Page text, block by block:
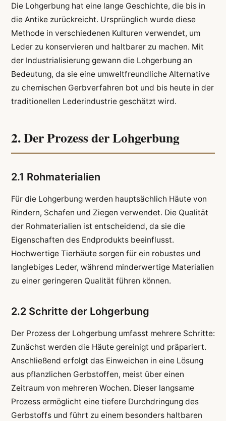
Die Lohgerbung hat eine lange Geschichte, die bis in
die Antike zurückreicht. Ursprünglich wurde diese
Methode in verschiedenen Kulturen verwendet, um
Leder zu konservieren und haltbarer zu machen. Mit
der Industrialisierung gewann die Lohgerbung an
Bedeutung, da sie eine umweltfreundliche Alternative
zu chemischen Gerbverfahren bot und bis heute in der
traditionellen Lederindustrie geschätzt wird.
2. Der Prozess der Lohgerbung
2.1 Rohmaterialien
Für die Lohgerbung werden hauptsächlich Häute von
Rindern, Schafen und Ziegen verwendet. Die Qualität
der Rohmaterialien ist entscheidend, da sie die
Eigenschaften des Endprodukts beeinflusst.
Hochwertige Tierhäute sorgen für ein robustes und
langlebiges Leder, während minderwertige Materialien
zu einer geringeren Qualität führen können.
2.2 Schritte der Lohgerbung
Der Prozess der Lohgerbung umfasst mehrere Schritte:
Zunächst werden die Häute gereinigt und präpariert.
Anschließend erfolgt das Einweichen in eine Lösung
aus pflanzlichen Gerbstoffen, meist über einen
Zeitraum von mehreren Wochen. Dieser langsame
Prozess ermöglicht eine tiefere Durchdringung des
Gerbstoffs und führt zu einem besonders haltbaren